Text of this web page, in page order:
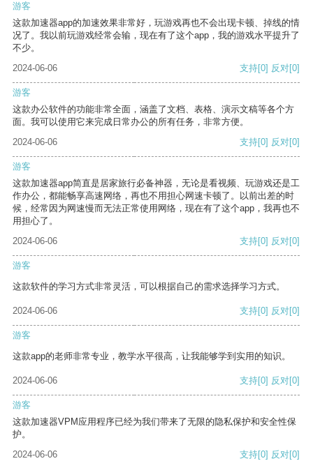
游客
这款加速器app的加速效果非常好，玩游戏再也不会出现卡顿、掉线的情
况了。我以前玩游戏经常会输，现在有了这个app，我的游戏水平提升了
不少。
2024-06-06
支持[0] 反对[0]
游客
这款办公软件的功能非常全面，涵盖了文档、表格、演示文稿等各个方
面。我可以使用它来完成日常办公的所有任务，非常方便。
2024-06-06
支持[0] 反对[0]
游客
这款加速器app简直是居家旅行必备神器，无论是看视频、玩游戏还是工
作办公，都能畅享高速网络，再也不用担心网速卡顿了。以前出差的时
候，经常因为网速慢而无法正常使用网络，现在有了这个app，我再也不
用担心了。
2024-06-06
支持[0] 反对[0]
游客
这款软件的学习方式非常灵活，可以根据自己的需求选择学习方式。
2024-06-06 支持[0] 反对[0]
游客
这款app的老师非常专业，教学水平很高，让我能够学到实用的知识。
2024-06-06 支持[0] 反对[0]
游客
这款加速器VPM应用程序已经为我们带来了无限的隐私保护和安全性保
护。
2024-06-06
支持[0] 反对[0]